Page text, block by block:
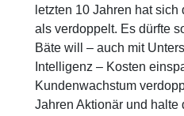
letzten 10 Jahren hat
als verdoppelt. Es dürfte
Bäte will – auch mit
Intelligenz – Kosten
Kundenwachstum
Jahren Aktionär und